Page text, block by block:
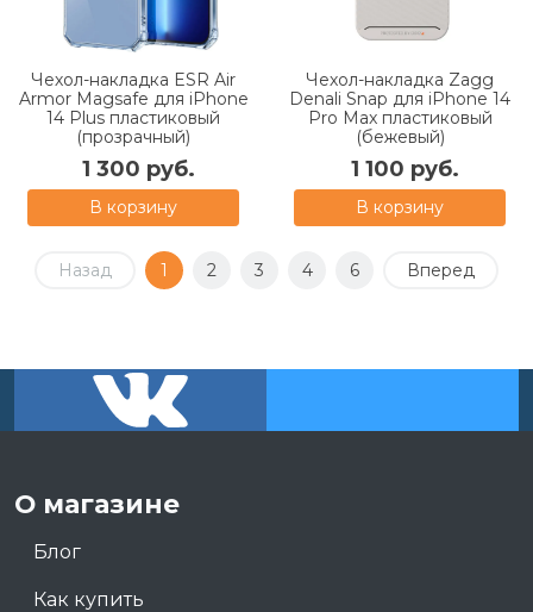
Чехол-накладка ESR Air
Armor Magsafe для iPhone
14 Plus пластиковый
(прозрачный)
1 300 руб.
В корзину
Чехол-накладка Zagg
Denali Snap для iPhone 14
Pro Max пластиковый
(бежевый)
1 100 руб.
В корзину
Назад 1 2 3 4 6 Вперед
О магазине
Блог
Как купить